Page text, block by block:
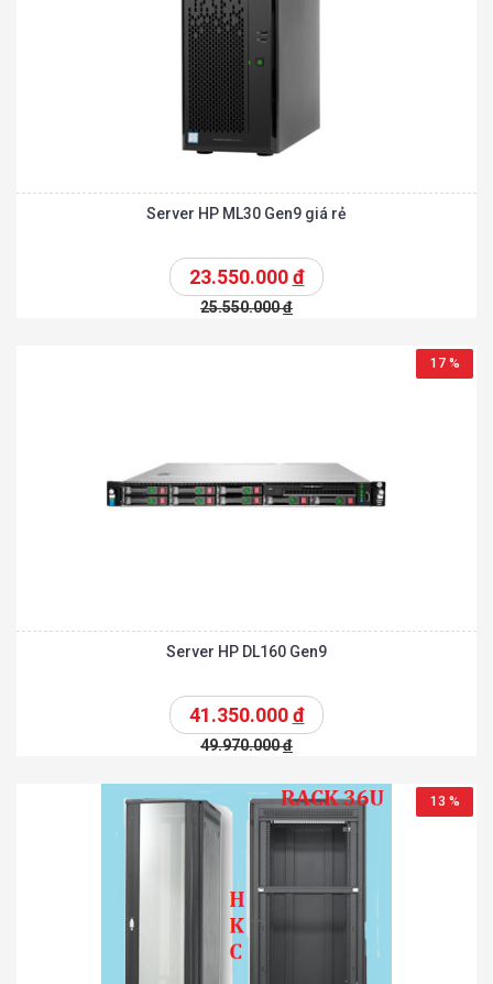
Server HP ML30 Gen9 giá rẻ
23.550.000đ
25.550.000đ
17 %
Server HP DL160 Gen9
41.350.000đ
49.970.000đ
13 %